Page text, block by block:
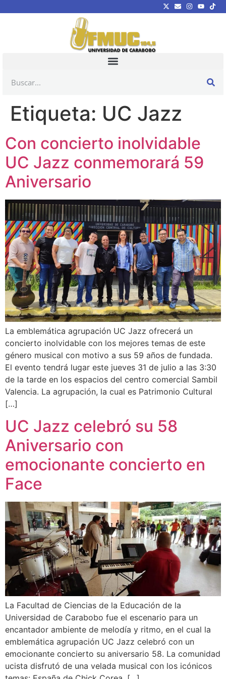
Etiqueta: UC Jazz
Con concierto inolvidable
UC Jazz conmemorará 59
Aniversario
La emblemática agrupación UC Jazz ofrecerá un
concierto inolvidable con los mejores temas de este
género musical con motivo a sus 59 años de fundada.
El evento tendrá lugar este jueves 31 de julio a las 3:30
de la tarde en los espacios del centro comercial Sambil
Valencia. La agrupación, la cual es Patrimonio Cultural
[…]
UC Jazz celebró su 58
Aniversario con
emocionante concierto en
Face
La Facultad de Ciencias de la Educación de la
Universidad de Carabobo fue el escenario para un
encantador ambiente de melodía y ritmo, en el cual la
emblemática agrupación UC Jazz celebró con un
emocionante concierto su aniversario 58. La comunidad
ucista disfrutó de una velada musical con los icónicos